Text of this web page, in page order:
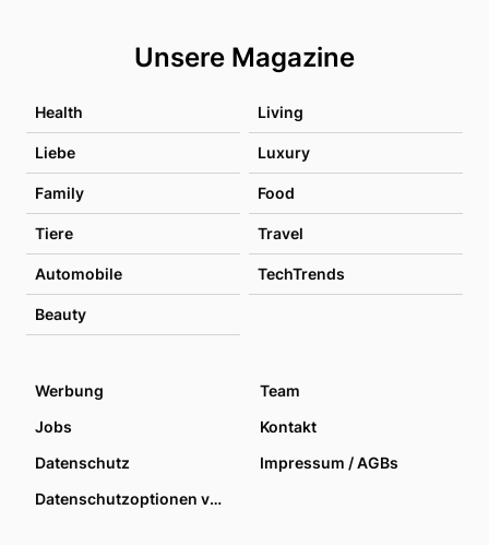
Unsere Magazine
Health Living
Liebe Luxury
Family Food
Tiere Travel
Automobile TechTrends
Beauty
Werbung
Team
Jobs
Kontakt
Datenschutz
Impressum / AGBs
Datenschutzoptionen verwalten